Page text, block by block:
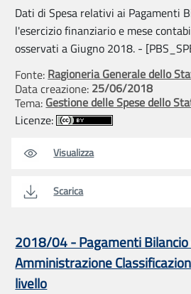
Dati di Spesa relativi ai Pagamenti
l'esercizio finanziario e mese
osservati a Giugno 2018. -
Fonte: Ragioneria Generale dello
Data creazione: 25/06/2018
Tema: Gestione delle Spese dello
Licenze:
Visualizza
Scarica
2018/04 - Pagamenti
Amministrazione
livello